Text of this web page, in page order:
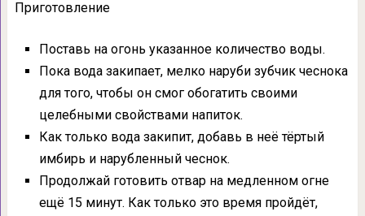
Приготовление
Поставь на огонь указанное количество воды.
Пока вода закипает, мелко наруби зубчик чеснока
для того, чтобы он смог обогатить своими
целебными свойствами напиток.
Как только вода закипит, добавь в неё тёртый
имбирь и нарубленный чеснок.
Продолжай готовить отвар на медленном огне
ещё 15 минут. Как только это время пройдёт,